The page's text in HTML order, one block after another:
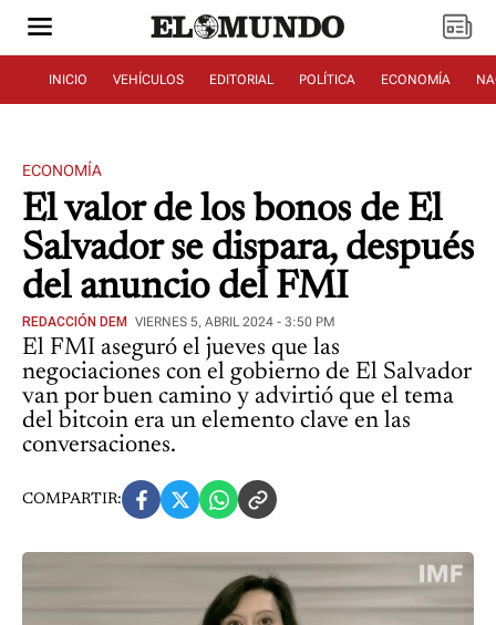
INICIO VEHÍCULOS EDITORIAL POLÍTICA ECONOMÍA
ECONOMÍA
El valor de los bonos de El
Salvador se dispara, después
del anuncio del FMI
REDACCIÓN DEM VIERNES 5, ABRIL 2024 - 3:50 PM
El FMI aseguró el jueves que las
negociaciones con el gobierno de El Salvador
van por buen camino y advirtió que el tema
del bitcoin era un elemento clave en las
conversaciones.
COMPARTIR: